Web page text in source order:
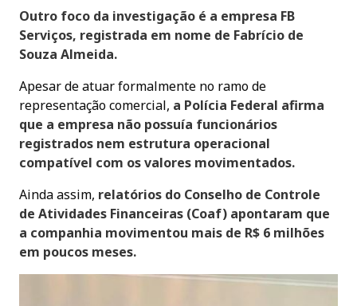
Outro foco da investigação é a empresa FB
Serviços, registrada em nome de Fabrício de
Souza Almeida.
Apesar de atuar formalmente no ramo de
representação comercial, a Polícia Federal afirma
que a empresa não possuía funcionários
registrados nem estrutura operacional
compatível com os valores movimentados.
Ainda assim, relatórios do Conselho de Controle
de Atividades Financeiras (Coaf) apontaram que
a companhia movimentou mais de R$ 6 milhões
em poucos meses.